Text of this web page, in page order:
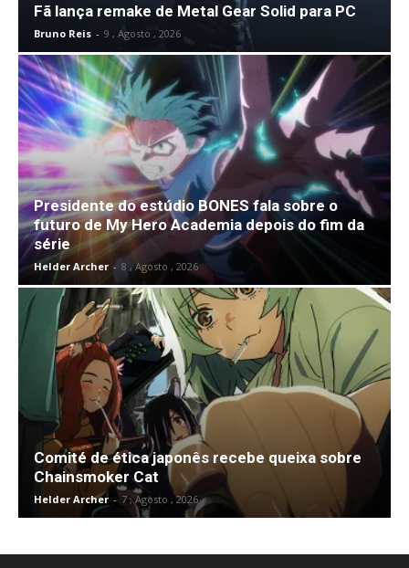
Fã lança remake de Metal Gear Solid para PC
Bruno Reis - 9 , Agosto , 2026
Presidente do estúdio BONES fala sobre o
futuro de My Hero Academia depois do fim da
série
Helder Archer - 8 , Agosto , 2026
Comité de ética japonês recebe queixa sobre
Chainsmoker Cat
Helder Archer - 7 , Agosto , 2026